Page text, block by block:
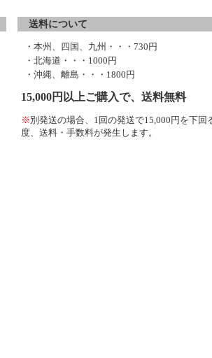
送料について
・本州、四国、九州・・・730円
・北海道・・・1000円
・沖縄、離島・・・1800円
15,000円以上ご購入で、送料無料
※ 別発送の場合、1回の発送で15,000円を下回
度、送料・手数料が発生します。